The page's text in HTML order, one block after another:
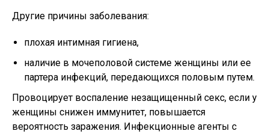
Другие причины заболевания:
плохая интимная гигиена,
наличие в мочеполовой системе женщины или ее
партера инфекций, передающихся половым путем.
Провоцирует воспаление незащищенный секс, если у
женщины снижен иммунитет, повышается
вероятность заражения. Инфекционные агенты с